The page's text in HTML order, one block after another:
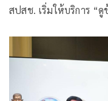
สปสช. เริ่มให้บริการ “